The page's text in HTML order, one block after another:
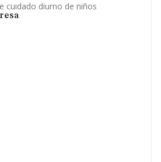
cuidado diurno de niños